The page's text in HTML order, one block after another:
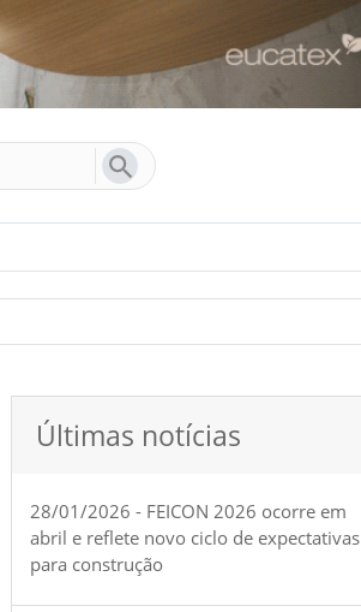
Últimas notícias
28/01/2026 - FEICON 2026 ocorre em
abril e reflete novo ciclo de expectativas
para construção